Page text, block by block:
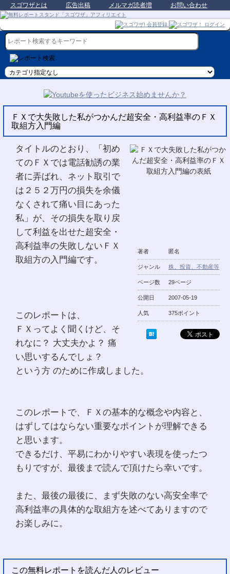
スゴワザとは 広告出稿 メルマガ読者増 お問い合わせ
ＦＸで大失敗した私がつかんだ超安全・高利益率のＦＸ
取組方入門編
著者 匿名
ジャンル 株、投資、不動産等
ページ数 29ページ
公開日 2007-05-19
人気 375ポイント
タイトルのとおり、「初め
てのＦＸでは電話勧誘の業
者に弄ばれ、ネット取引で
は２５２万円の損失を余儀
なくされて痛い目にあった
私」が、その損失を取り戻
して利益を出せた超安全・
高利益率の失敗しないＦＸ
取組方の入門編です。
このレポートは、
ＦＸってよく聞くけど、そ
れなに？ 大丈夫かよ？ 痛
い思いするんでしょ？
という方 のために作成しました。
このレポートで、ＦＸの基本的な概念や内容と、
はずしてはならない重要なポイントが理解できる
と思います。
できるだけ、平易にわかりやすい表現を使ったつ
もりですが、最後まで読んで頂けたら幸いです。
また、最後の最後に、まず失敗のない高安全率で
高利益率の具体的な取組方を述べてありますので
お楽しみに。
この無料レポートを読んだ人のレビュー